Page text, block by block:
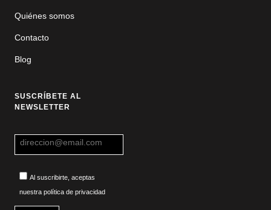
Quiénes somos
Contacto
Blog
SUSCRÍBETE AL
NEWSLETTER
Al suscribirte, aceptas
nuestra política de privacidad